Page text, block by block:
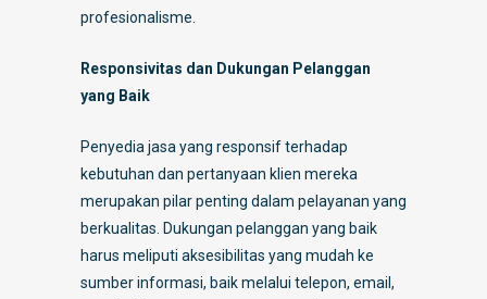
profesionalisme.
Responsivitas dan Dukungan Pelanggan
yang Baik
Penyedia jasa yang responsif terhadap
kebutuhan dan pertanyaan klien mereka
merupakan pilar penting dalam pelayanan yang
berkualitas. Dukungan pelanggan yang baik
harus meliputi aksesibilitas yang mudah ke
sumber informasi, baik melalui telepon, email,